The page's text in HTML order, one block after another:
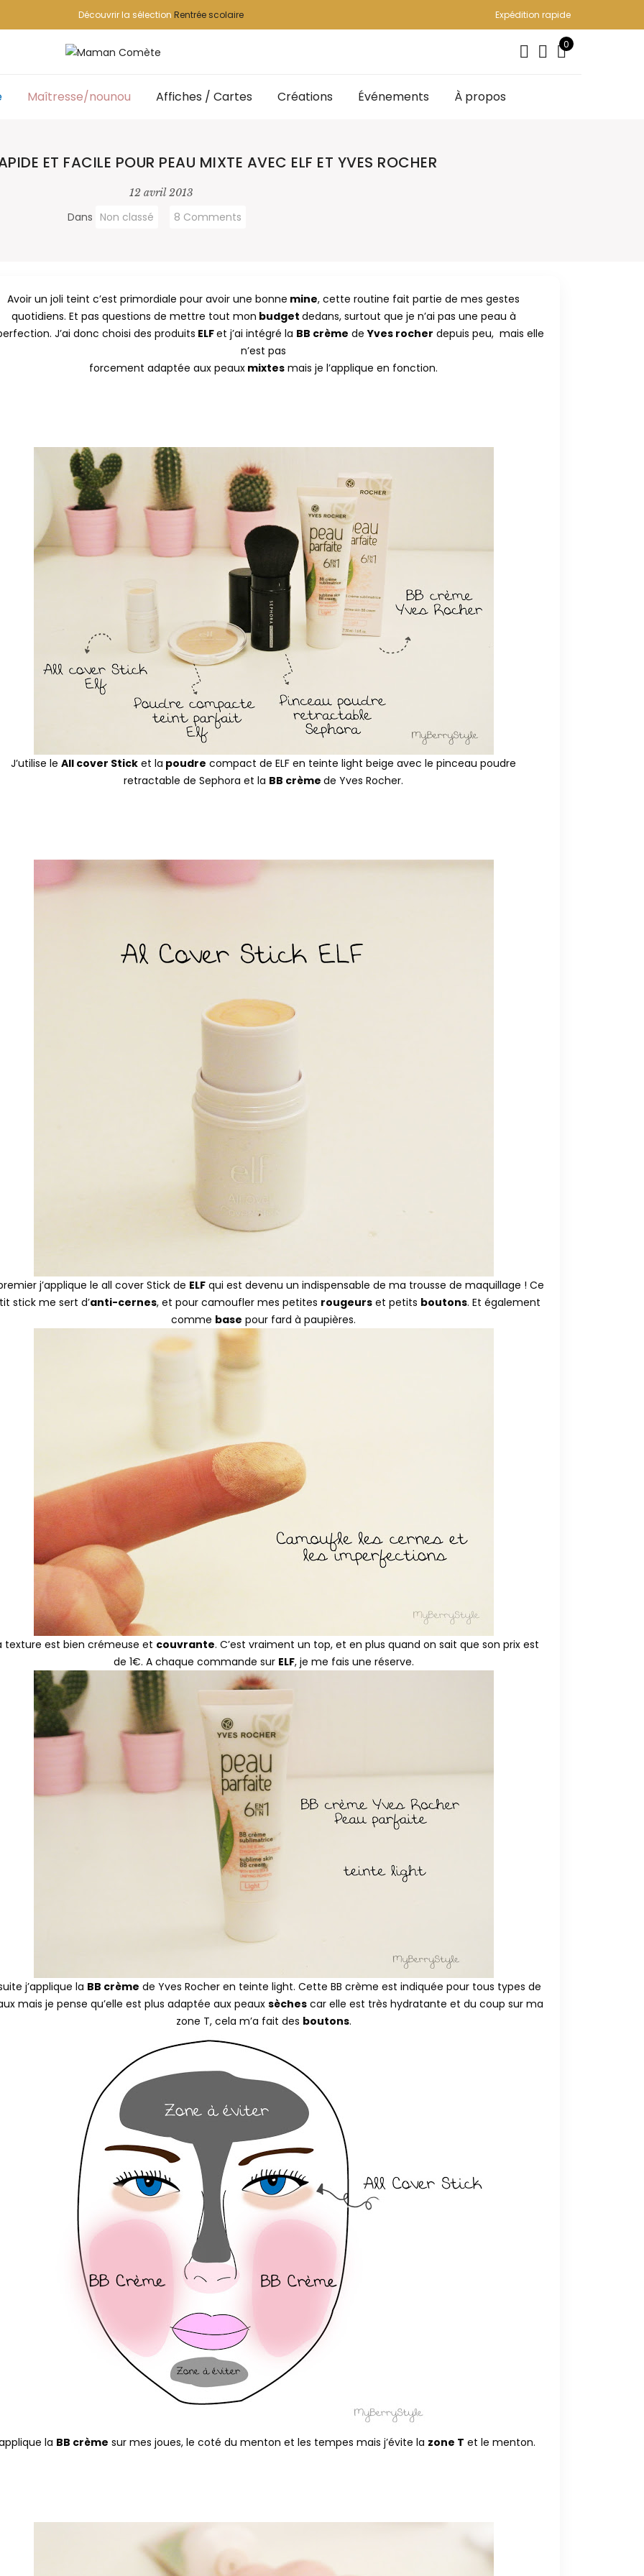
Découvrir la sélection Rentrée scolaire Expédition rapide
0
Maîtresse/nounou Affiches / Cartes Créations Événements À propos
ET FACILE POUR PEAU MIXTE AVEC ELF ET YVES ROCHER
12 avril 2013
Dans Non classé 8 Comments
Avoir un joli teint c’est primordiale pour avoir une bonne mine, cette routine fait partie de mes gestes
quotidiens. Et pas questions de mettre tout mon budget dedans, surtout que je n’ai pas une peau à
J’ai donc choisi des produits ELFet j’ai intégré la BB crème deYves rocher depuis peu, mais elle
n’est pas
forcement adaptée aux peaux mixtes mais je l’applique en fonction.
J’utilise leAll cover Stick et la poudre compact de ELF en teinte light beige avec le pinceau poudre
retractable de Sephora et la BB crèmede Yves Rocher.
j’applique le all cover Stick de ELF qui est devenu un indispensable de ma trousse de maquillage ! Ce
stick me sert d’anti-cernes, et pour camoufler mes petites rougeurs et petits boutons. Et également
comme base pour fard à paupières.
texture est bien crémeuse et couvrante. C’est vraiment un top, et en plus quand on sait que son prix est
de 1€. A chaque commande sur ELF, je me fais une réserve.
j’applique la BB crème de Yves Rocher en teinte light. Cette BB crème est indiquée pour tous types de
mais je pense qu’elle est plus adaptée aux peaux sèchescar elle est très hydratante et du coup sur ma
zone T, cela m’a fait des boutons.
la BB crème sur mes joues, le coté du menton et les tempes mais j’évite la zone T et le menton.